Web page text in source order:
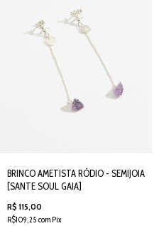
BRINCO AMETISTA RÓDIO - SEMIJOIA
[SANTE SOUL GAIA]
R$ 115,00
R$109,25 com Pix